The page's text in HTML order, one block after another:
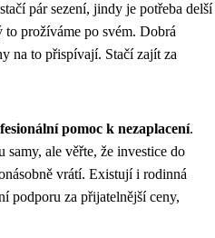
pár sezení, jindy je potřeba delší
prožíváme po svém. Dobrá
na to přispívají. Stačí zajít za
pomoc k nezaplacení.
ale věřte, že investice do
vrátí. Existují i rodinná
podporu za přijatelnější ceny,